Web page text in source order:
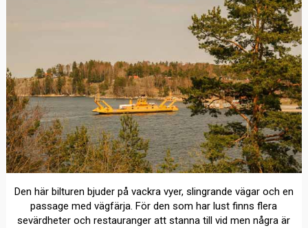
Den här bilturen bjuder på vackra vyer, slingrande vägar och en
passage med vägfärja. För den som har lust finns flera
sevärdheter och restauranger att stanna till vid men några är